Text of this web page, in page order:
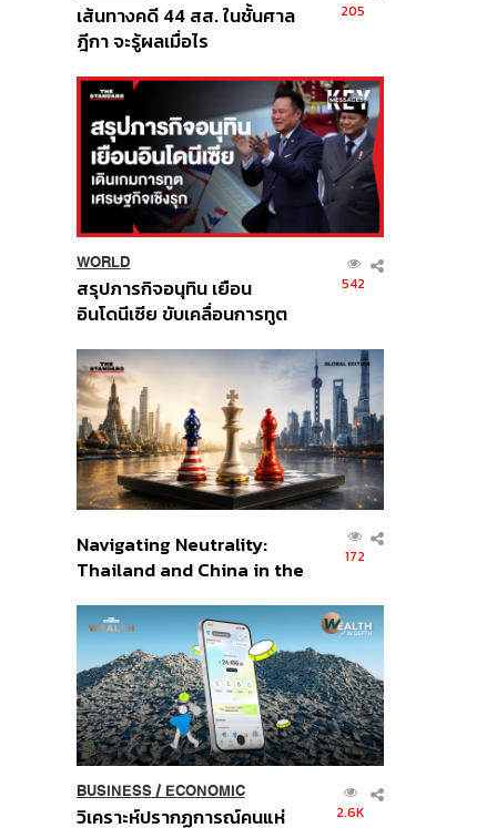
เส้นทางคดี 44 สส. ในชั้นศาล
ฎีกา จะรู้ผลเมื่อไร
205
WORLD
สรุปภารกิจอนุทิน เยือน
อินโดนีเซีย ขับเคลื่อนการทูต
ส่วนยุทธศาสตร์ไทย –
อินโดนีเซีย
542
Navigating Neutrality:
Thailand and China in the
Order
172
BUSINESS/ ECONOMIC
วิเคราะห์ปรากฏการณ์คนแห่ 2.6K